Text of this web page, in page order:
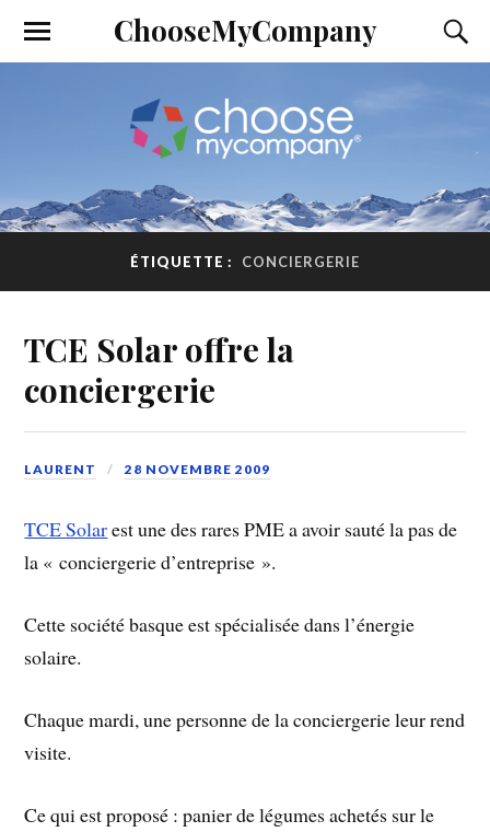
ChooseMyCompany
ÉTIQUETTE : CONCIERGERIE
TCE Solar offre la
conciergerie
LAURENT 28 NOVEMBRE 2009
TCE Solarest une des rares PME a avoir sauté la pas de
la « conciergerie d’entreprise ».
Cette société basque est spécialisée dans l’énergie
solaire.
Chaque mardi, une personne de la conciergerie leur rend
visite.
Ce qui est proposé : panier de légumes achetés sur le